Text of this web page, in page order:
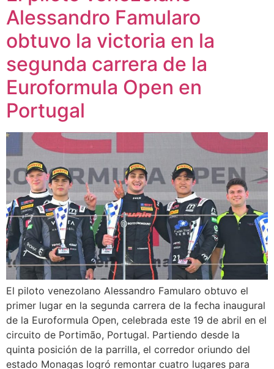
Alessandro Famularo
obtuvo la victoria en la
segunda carrera de la
Euroformula Open en
Portugal
El piloto venezolano Alessandro Famularo obtuvo el
primer lugar en la segunda carrera de la fecha inaugural
de la Euroformula Open, celebrada este 19 de abril en el
circuito de Portimão, Portugal. Partiendo desde la
quinta posición de la parrilla, el corredor oriundo del
estado Monagas logró remontar cuatro lugares para